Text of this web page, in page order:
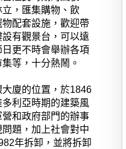
，匯集購物、飲
配套設施，歡迎帶
有觀景台，可以遠
更不時會舉辦各項
等，十分熱鬧。
廈的位置，於1846
利亞時期的建築風
和政府部門的辦事
題，加上社會對中
年拆卸，並將拆卸